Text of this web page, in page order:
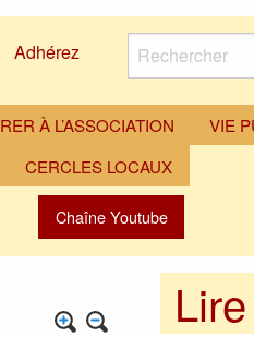
Adhérez
Rechercher
À L’ASSOCIATION
VIE
CERCLES LOCAUX
Chaîne Youtube